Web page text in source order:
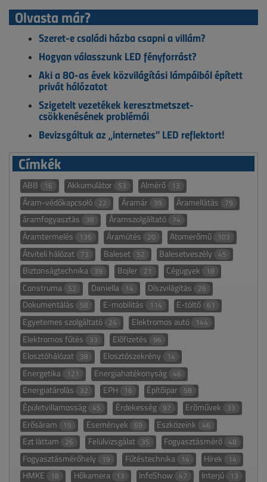
Olvasta már?
Szeret-e családi házba csapni a villám?
Hogyan válasszunk LED fényforrást?
Aki a 80-as évek közvilágítási lámpáiból épített
privát hálózatot
Szigetelt vezetékek keresztmetszet-
csökkenésének problémái
Bevizsgáltuk az „internetes” LED reflektort!
Címkék
ABB 16 Akkumulátor 53 Almérő 13
Áram-védőkapcsoló 22 Áramár 39 Áramellátás 79
áramfogyasztás 38 Áramszolgáltató 74
Áramtermelés 136 Áramütés 20 Atomerőmű 103
Átviteli hálózat 73 Baleset 52 Balesetveszély 45
Biztonságtechnika 39 Bojler 21 Cégügyek 18
Construma 52 Daniella 14 Díszvilágítás 26
Dokumentálás 58 E-mobilitás 114 E-töltő 61
Egyetemes szolgáltató 24 Elektromos autó 144
Elektromos fűtés 33 Előfizetés 96
Elosztóhálózat 38 Elosztószekrény 14
Energetika 121 Energiahatékonyság 46
Energiatárolás 32 EPH 16 Építőipar 58
Épületvillamosság 45 Érdekesség 97 Erőművek 33
Erősáram 15 Események 69 Eszközeink 46
Ezt láttam 26 Felülvizsgálat 35 Fogyasztásmérő 48
Fogyasztásmérőhely 19 Fűtéstechnika 14 Hírek 14
HMKE 18 Hőkamera 13 InfoShow 47 Interjú 13